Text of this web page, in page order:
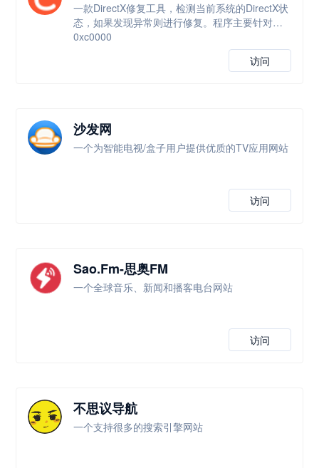
一款DirectX修复工具，检测当前系统的DirectX状
态，如果发现异常则进行修复。程序主要针对
0xc0000
访问
沙发网
一个为智能电视/盒子用户提供优质的TV应用网站
访问
Sao.Fm-思奥FM
一个全球音乐、新闻和播客电台网站
访问
不思议导航
一个支持很多的搜索引擎网站